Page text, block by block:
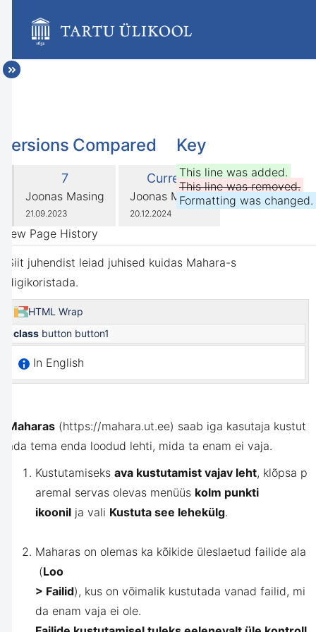
assistive.skiplink.to.breadcrumbs
assistive.skiplink.to.header.menu
Versions Compared
Old
Version
7
changes.mady.by.user
Joonas Masing
Saved
on
21.09.2023
comparedNew
Version
Current
changes.mady.by.user
Joonas Masing
Saved
20.12.2024
View Page History
Key
This line was added.
This line was removed.
Formatting was changed.
Siit juhendist leiad juhised kuidas Mahara-s
digikoristada.
HTML Wrap
class button button1
In English
Maharas (https://mahara.ut.ee) saab iga kasutaja kustut
ada tema enda loodud lehti, mida ta enam ei vaja.
Kustutamiseks ava kustutamist vajav leht, klõpsa p
aremal servas olevas menüüs kolm punkti
ikoonil ja vali Kustuta see lehekülg.
Maharas on olemas ka kõikide üleslaetud failide ala
(Loo
> Failid), kus on võimalik kustutada vanad failid, mi
da enam vaja ei ole.